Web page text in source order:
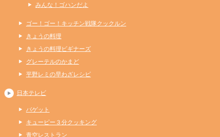
みんな！ゴハンだよ
ゴー！ゴー！キッチン戦隊クックルン
きょうの料理
きょうの料理ビギナーズ
グレーテルのかまど
平野レミの早わざレシピ
日本テレビ
バゲット
キューピー３分クッキング
青空レストラン